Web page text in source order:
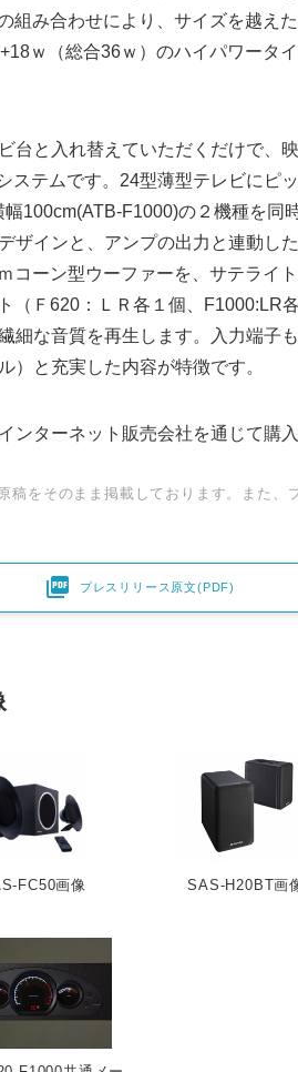
組み合わせにより、サイズを越え
ｗ（総合36ｗ）のハイパワータイ
と入れ替えていただくだけで、
ステムです。24型薄型テレビにピ
100cm(ATB-F1000)の２機種を同
ザインと、アンプの出力と連動し
コーン型ウーファーを、サテライ
（Ｆ620：ＬＲ各１個、F1000:LR
細な音質を再生します。入力端子
）と充実した内容が特徴です。
ンターネット販売会社を通じて購入
稿をそのまま掲載しております。また、
 プレスリリース原文(PDF)
FC50画像 SAS-H20BT画